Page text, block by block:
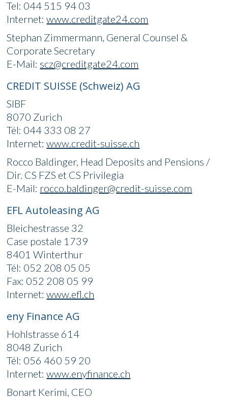
Tel: 044 515 94 03
Internet:www.creditgate24.com
Stephan Zimmermann, General Counsel &
Corporate Secretary
E-Mail: scz@creditgate24.com
CREDIT SUISSE (Schweiz) AG
SIBF
8070 Zurich
Tél: 044 333 08 27
Internet:www.credit-suisse.ch
Rocco Baldinger, Head Deposits and Pensions /
Dir. CS FZS et CS Privilegia
E-Mail: rocco.baldinger@credit-suisse.com
EFL Autoleasing AG
Bleichestrasse 32
Case postale 1739
8401 Winterthur
Tél: 052 208 05 05
Fax: 052 208 05 99
Internet:www.efl.ch
eny Finance AG
Hohlstrasse 614
8048 Zurich
Tél: 056 460 59 20
Internet:www.enyfinance.ch
Bonart Kerimi, CEO